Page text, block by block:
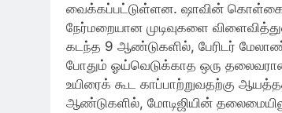
வைக்கப்பட்டுள்ளன. ஷாவின்
நேர்மறையான முடிவுகளை
கடந்த 9 ஆண்டுகளில், பேரிடர்
போதும் ஓய்வெடுக்காத ஒரு
உயிரைக் கூட காப்பாற்றுவதற்கு
ஆண்டுகளில், மோடிஜியின்